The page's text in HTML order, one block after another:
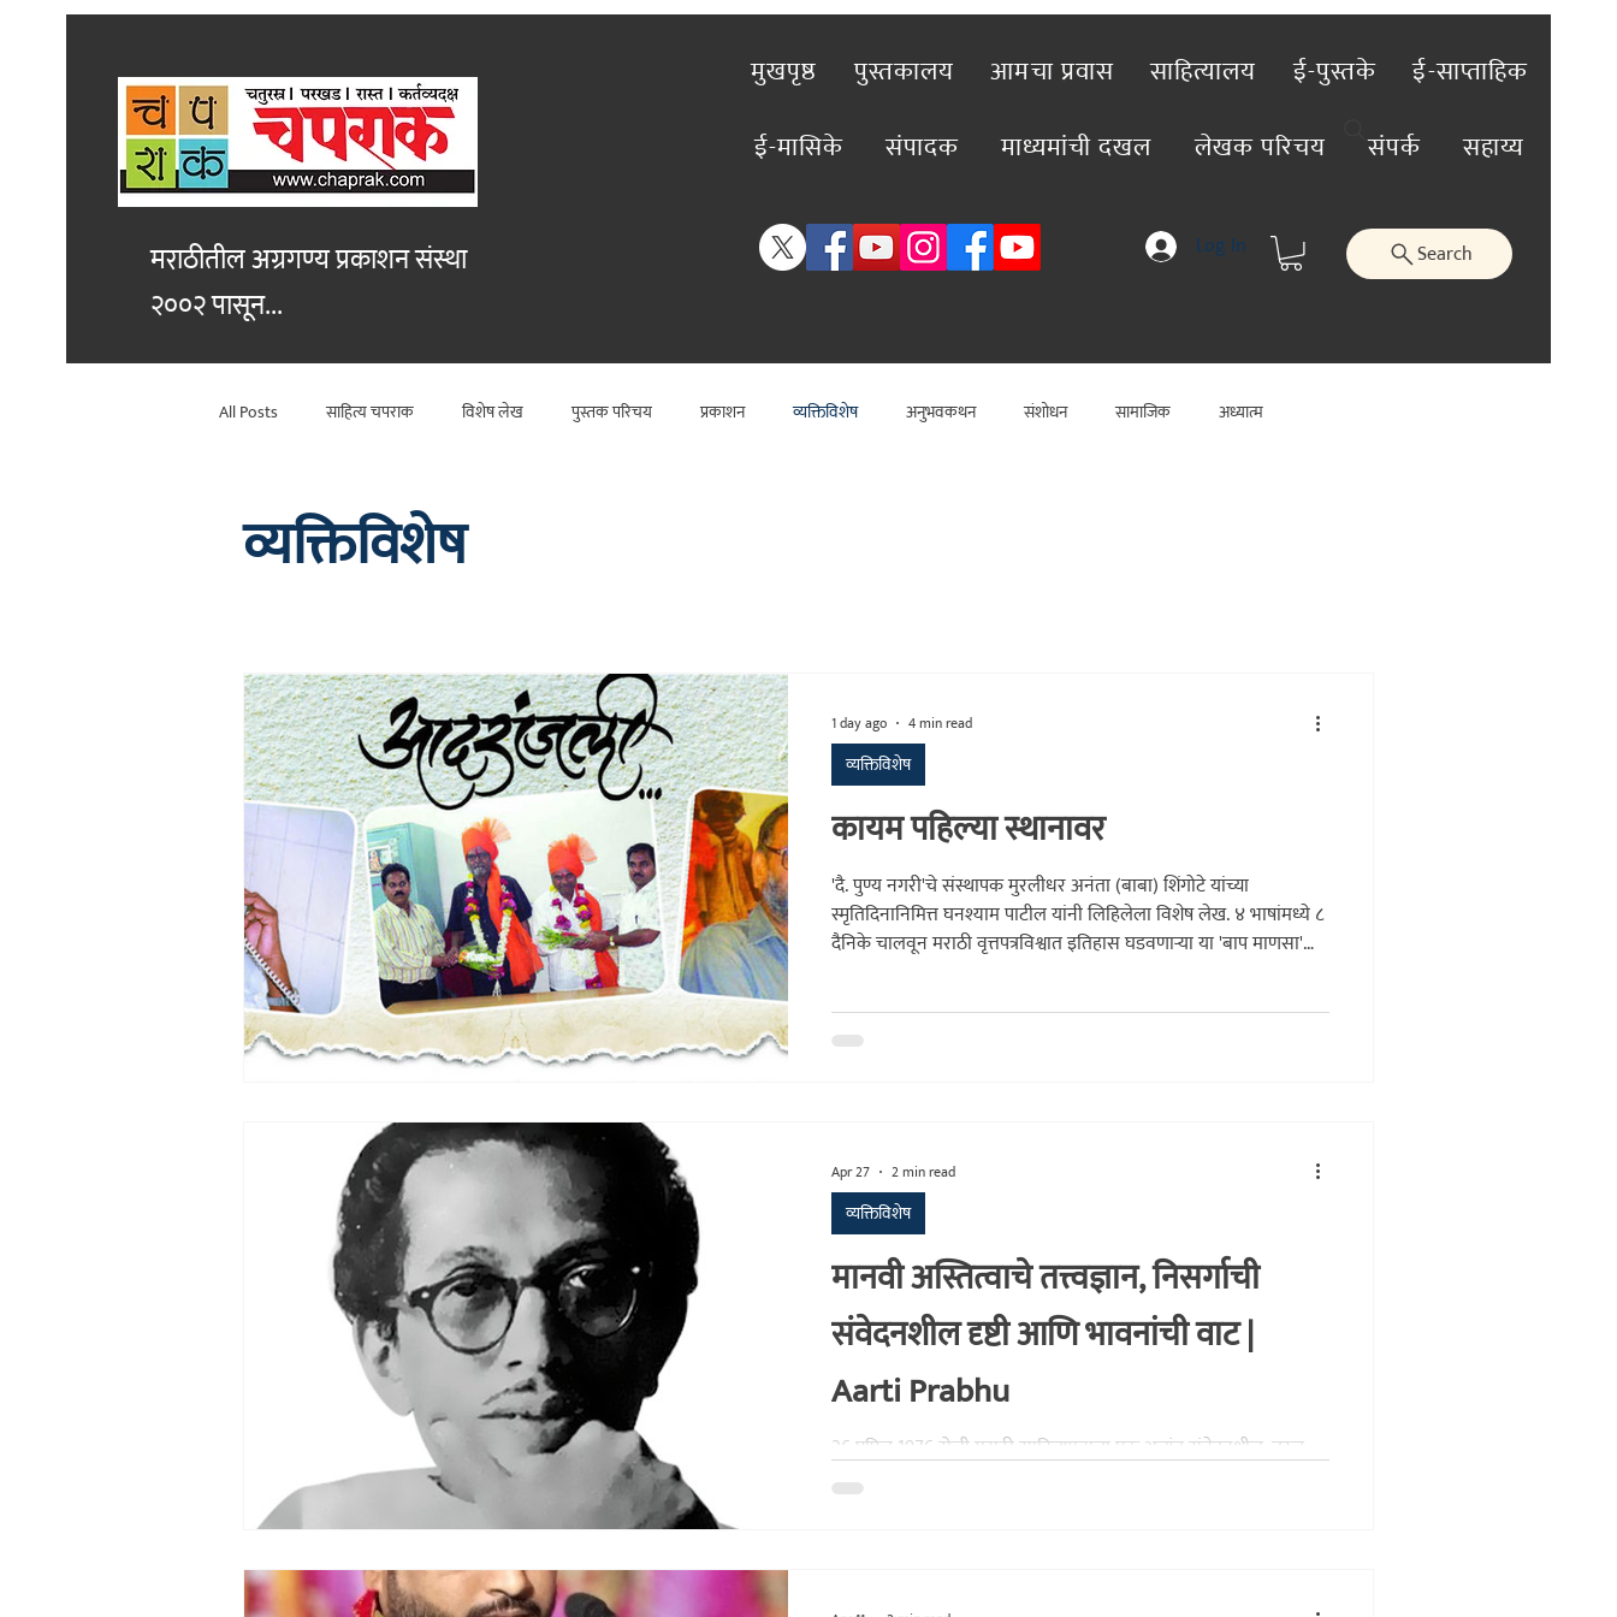
मराठीतील अग्रगण्य प्रकाशनसंस्था
२००२ पासून...
मुखपृष्ठ पुस्तकालय आमचा प्रवास साहित्यालय ई-पुस्तके
ई-साप्ताहिक
ई-मासिके
संपादक माध्यमांची दखल लेखक परिचय संपर्क सहाय्य
Log In Search
All Posts साहित्य चपराक विशेष लेख पुस्तक परिचय प्रकाशन व्यक्तिविशेष अनुभवकथन संशोधन सामाजिक अध्यात्म
विश्लेषण कथा
व्यक्तिविशेष
कायम पहिल्या स्थानावर
'दै. पुण्य नगरी'चे संस्थापक मुरलीधर अनंता (बाबा) शिंगोटे यांच्या
स्मृतिदिनानिमित्त घनश्याम पाटील यांनी लिहिलेला विशेष लेख. ४ भाषांमध्ये ८
दैनिके चालवून मराठी वृत्तपत्रविश्वात इतिहास घडवणाऱ्या या 'बाप माणसा'ची
व्यक्तिविशेष
1 day ago 4 min read
मानवी अस्तित्वाचे तत्त्वज्ञान, निसर्गाची
संवेदनशील दृष्टी आणि भावनांची वाट |
Aarti Prabhu
26 एप्रिल 1976 रोजी मराठी साहित्यमनाचा एक अत्यंत संवेदनशील, तरल
आणि अनुभवपर आवाज निवृत्त झाला, तो म्हणजे चिंतामणी त्र्यंबक
खानोलकर यांचा, ज्यांना आपण ‌‘आरती प्रभू‌’ या नावाने ओळखतो. 26 एप्रिल
व्यक्तिविशेष
Apr 27 2 min read